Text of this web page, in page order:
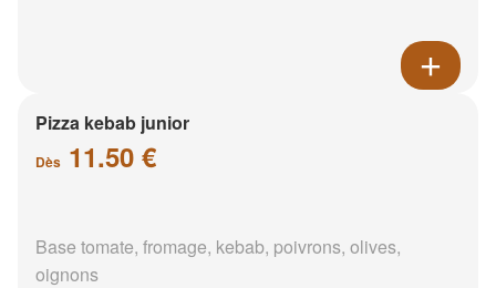
Pizza kebab junior
Dès 11.50 €
Base tomate, fromage, kebab, poivrons, olives,
oignons